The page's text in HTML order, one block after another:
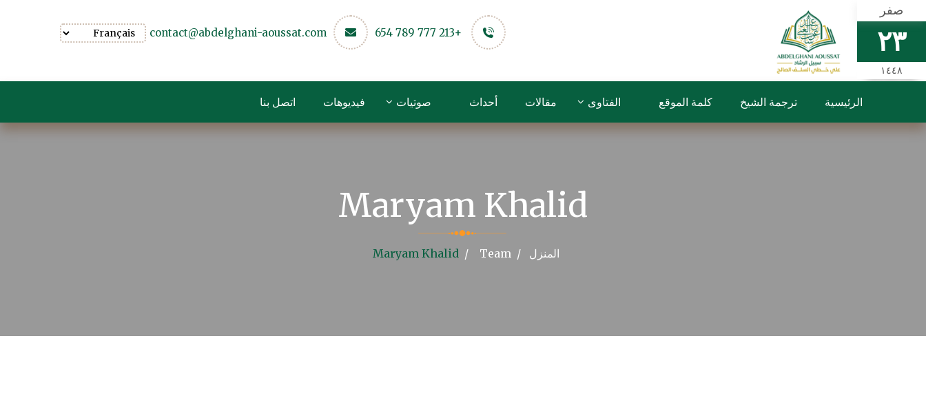
صفر
٢٣
١٤٤٨
+213 777 789 654
contact@abdelghani-aoussat.com
الرئيسية ترجمة الشيخ كلمة الموقع الفتاوى مقالات أحداث صوتيات فيديوهات اتصل بنا
Maryam Khalid
المنزل Team
Maryam Khalid